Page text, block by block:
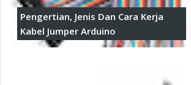
Pengertian, Jenis Dan Cara Kerja
Kabel Jumper Arduino